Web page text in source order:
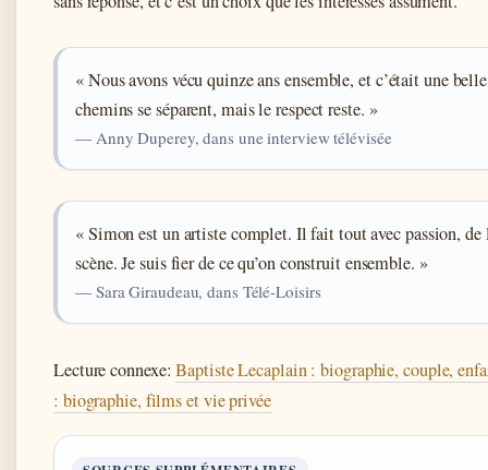
« Nous avons vécu quinze ans ensemble, et c’était une
chemins se séparent, mais le respect reste. »
— Anny Duperey, dans une interview télévisée
« Simon est un artiste complet. Il fait tout avec passion, de
scène. Je suis fier de ce qu’on construit ensemble. »
— Sara Giraudeau, dans Télé-Loisirs
Lecture connexe:Baptiste Lecaplain : biographie, couple,
: biographie, films et vie privée